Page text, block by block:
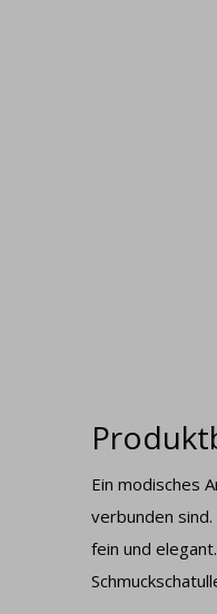
Ein modisches
verbunden
fein und